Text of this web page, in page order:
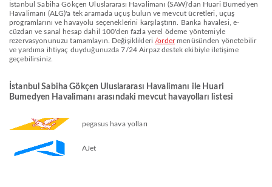
İstanbul Sabiha Gökçen Uluslararası Havalimanı (SAW)'dan Huari Bumedyen
Havalimanı (ALG)'a tek aramada uçuş bulun ve mevcut ücretleri, uçuş
programlarını ve havayolu seçeneklerini karşılaştırın. Banka havalesi, e-
cüzdan ve sanal hesap dahil 100'den fazla yerel ödeme yöntemiyle
rezervasyonunuzu tamamlayın. Değişiklikleri /ordermenüsünden yönetebilir
ve yardıma ihtiyaç duyduğunuzda 7/24 Airpaz destek ekibiyle iletişime
geçebilirsiniz.
İstanbul Sabiha Gökçen Uluslararası Havalimanı ile Huari
Bumedyen Havalimanı arasındaki mevcut havayolları listesi
pegasus hava yolları
AJet